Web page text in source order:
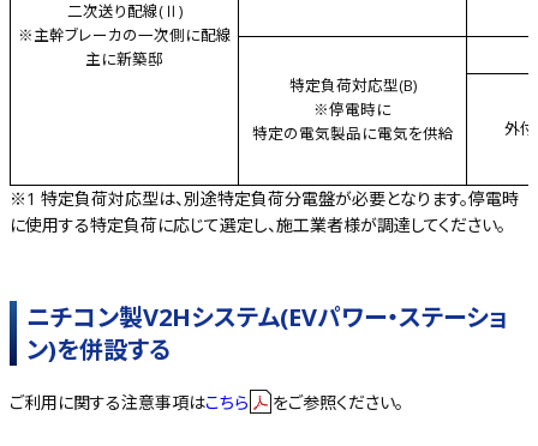
二次送り配線(Ⅱ)
※主幹ブレーカの一次側に配線
主に新築邸
特定負荷対応型(B)
※停電時に
特定の電気製品に電気を供給
外
※1 特定負荷対応型は、別途特定負荷分電盤が必要となります。停電時
に使用する特定負荷に応じて選定し、施工業者様が調達してください。
ニチコン製V2Hシステム(EVパワー・ステーショ
ン)を併設する
ご利用に関する注意事項はこちら をご参照ください。